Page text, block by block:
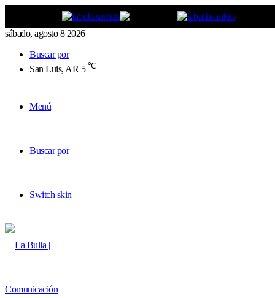
sábado, agosto 8 2026
Buscar por
San Luis, AR 5 ℃
Menú
Buscar por
Switch skin